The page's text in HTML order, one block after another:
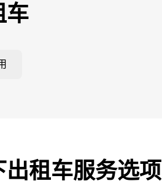
车
租车服务选项